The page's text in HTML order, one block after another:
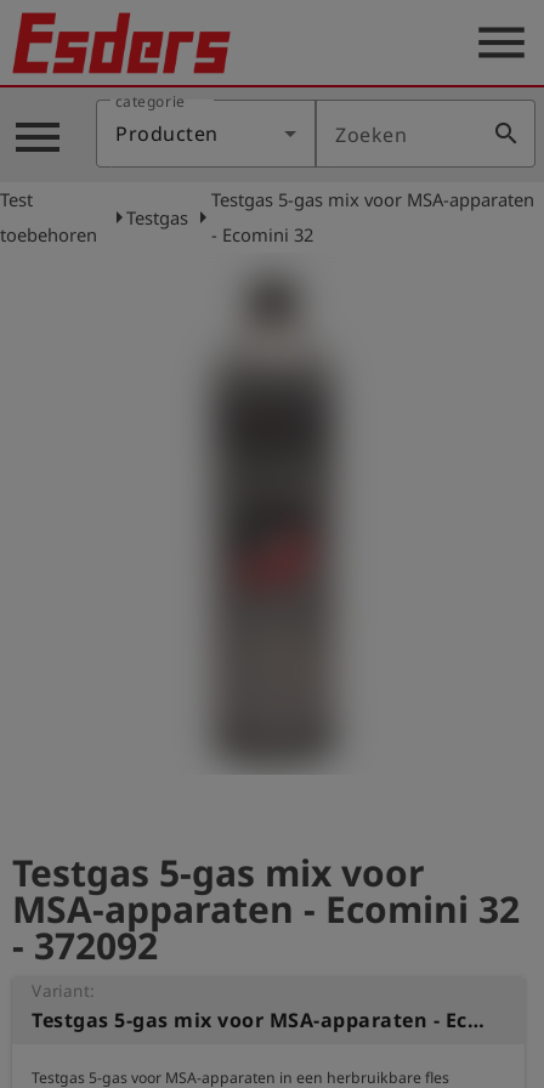
Sectoren
Blog
Producten
menu
menu
categorie
Producten Zoeken search
Test
toebehoren
arrow_rightTestgas arrow_right
Testgas 5-gas mix voor MSA-apparaten
- Ecomini 32
Testgas 5-gas mix voor
MSA-apparaten - Ecomini 32
- 372092
Variant:
Testgas 5-gas mix voor MSA-apparaten - Ecomini 32
Testgas 5-gas voor MSA-apparaten in een herbruikbare fles